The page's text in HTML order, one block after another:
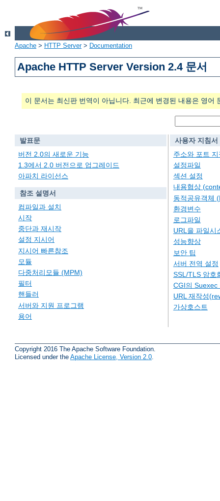
Apache > HTTP Server> Documentation
Apache HTTP Server Version 2.4 문서
이 문서는 최신판 번역이 아닙니다. 최근에 변경된 내용은 영어
발표문
버전 2.0의 새로운 기능
1.3에서 2.0 버전으로 업그레이드
아파치 라이선스
참조 설명서
컴파일과 설치
시작
중단과 재시작
설정 지시어
지시어 빠른참조
모듈
다중처리모듈 (MPM)
필터
핸들러
서버와 지원 프로그램
용어
사용자 지침서
주소와 포트 지
설정파일
섹션 설정
내용협상
동적공유객체
환경변수
로그파일
URL을 파일시
성능향상
보안 팁
서버 전역 설정
SSL/TLS 암호
CGI의 Suexec
URL 재작성
가상호스트
Copyright 2016 The Apache Software Foundation.
Licensed under the Apache License, Version 2.0